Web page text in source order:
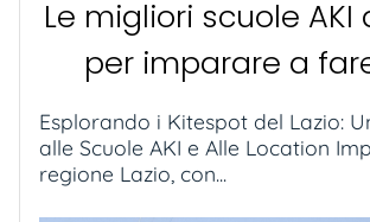
Le migliori scuole AKI
per imparare a
Esplorando i Kitespot del Lazio:
alle Scuole AKI e Alle Location
regione Lazio, con...